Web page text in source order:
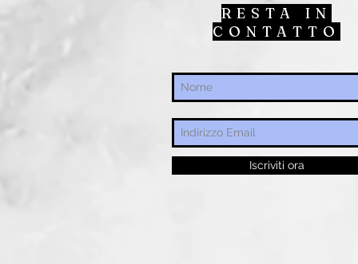
Iscriviti ora
RESTA IN
CONTATTO